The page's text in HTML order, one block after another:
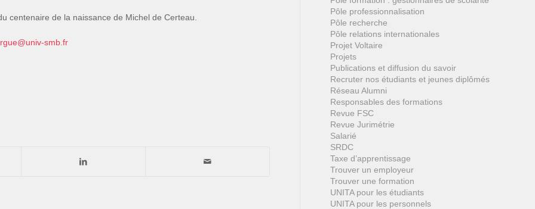
centenaire de la naissance de Michel de Certeau.
smb.fr
Pôle professionnalisation
Pôle recherche
Pôle relations internationales
Projet Voltaire
Projets
Publications et diffusion du savoir
Recruter nos étudiants et jeunes diplômés
Réseau Alumni
Responsables des formations
Revue FSC
Revue Jurimétrie
Salarié
SRDC
Taxe d’apprentissage
Trouver un employeur
Trouver une formation
UNITA pour les étudiants
UNITA pour les personnels